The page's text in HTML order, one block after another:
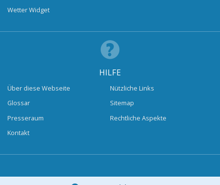
Wetter Widget
HILFE
Über diese Webseite
Glossar
Presseraum
Kontakt
Nützliche Links
Sitemap
Rechtliche Aspekte